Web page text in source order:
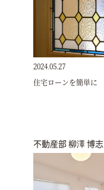
2024.05.27
住宅ローンを簡単に
不動産部 柳澤 博志